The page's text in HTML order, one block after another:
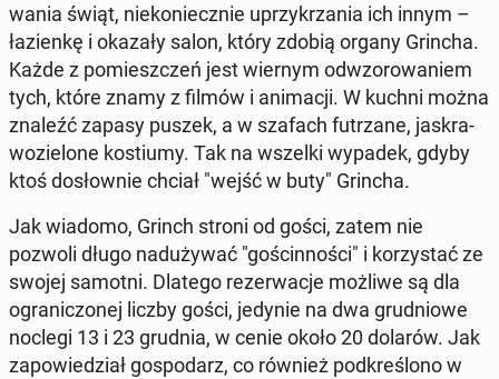
wa­nia świąt, nie­ko­niecz­nie uprzy­krza­nia ich innym –
ła­zien­kę i okazały salon, który zdobią organy Grincha.
Każde z po­miesz­czeń jest wiernym od­wzo­ro­wa­niem
tych, które znamy z filmów i ani­ma­cji. W kuchni można
znaleźć zapasy puszek, a w szafach fu­trza­ne, ja­skra­
wo­zie­lo­ne ko­stiu­my. Tak na wszelki wypadek, gdyby
ktoś do­słow­nie chciał "wejść w buty" Grincha.
Jak wiadomo, Grinch stroni od gości, zatem nie
pozwoli długo nad­uży­wać "go­ścin­no­ści" i ko­rzy­stać ze
swojej samotni. Dlatego re­zer­wa­cje możliwe są dla
ogra­ni­czo­nej liczby gości, jedynie na dwa gru­dnio­we
noclegi 13 i 23 grudnia, w cenie około 20 dolarów. Jak
za­po­wie­dział go­spo­darz, co również pod­kre­ślo­no w